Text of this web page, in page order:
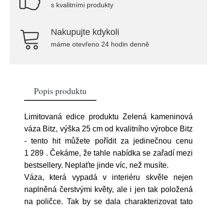
s kvalitními produkty
Nakupujte kdykoli
máme otevřeno 24 hodin denně
Popis produktu
Limitovaná edice produktu Zelená kameninová
váza Bitz, výška 25 cm od kvalitního výrobce Bitz
- tento hit můžete pořídit za jedinečnou cenu
1 289 . Čekáme, že tahle nabídka se zařadí mezi
bestsellery. Neplaťte jinde víc, než musíte.
Váza, která vypadá v interiéru skvěle nejen
naplněná čerstvými květy, ale i jen tak položená
na poličce. Tak by se dala charakterizovat tato